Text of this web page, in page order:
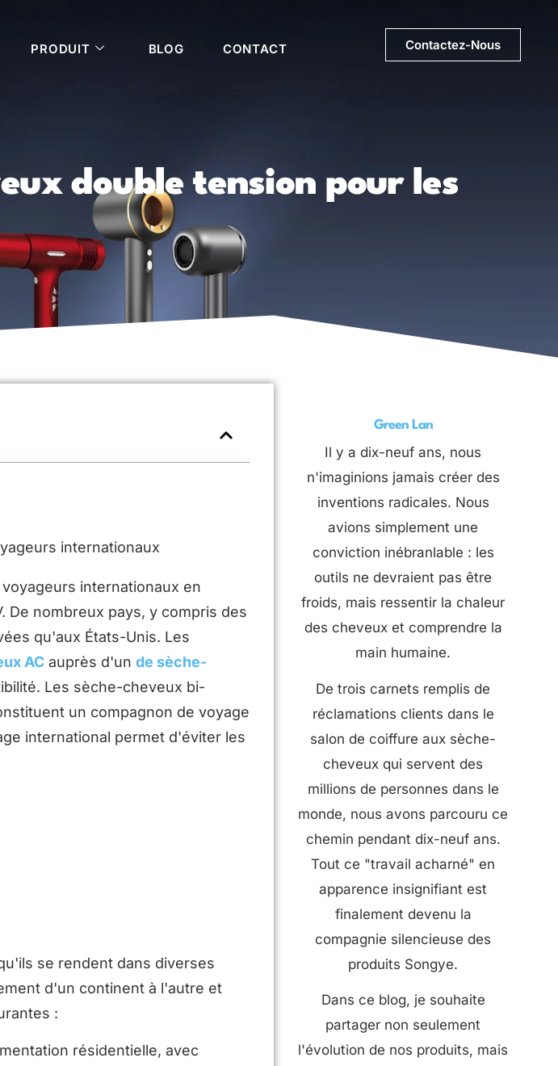
PRODUIT BLOG CONTACT Contactez-Nous
double tension pour les
internationaux en
De nombreux pays, y compris des
qu'aux États-Unis. Les
AC auprès d'un de sèche-
Les sèche-cheveux bi-
un compagnon de voyage
international permet d'éviter les
se rendent dans diverses
d'un continent à l'autre et
:
résidentielle, avec
Green Lan
Il y a dix-neuf ans, nous
n'imaginions jamais créer des
inventions radicales. Nous
avions simplement une
conviction inébranlable : les
outils ne devraient pas être
froids, mais ressentir la chaleur
des cheveux et comprendre la
main humaine.
De trois carnets remplis de
réclamations clients dans le
salon de coiffure aux sèche-
cheveux qui servent des
millions de personnes dans le
monde, nous avons parcouru ce
chemin pendant dix-neuf ans.
Tout ce "travail acharné" en
apparence insignifiant est
finalement devenu la
compagnie silencieuse des
produits Songye.
Dans ce blog, je souhaite
partager non seulement
l'évolution de nos produits, mais